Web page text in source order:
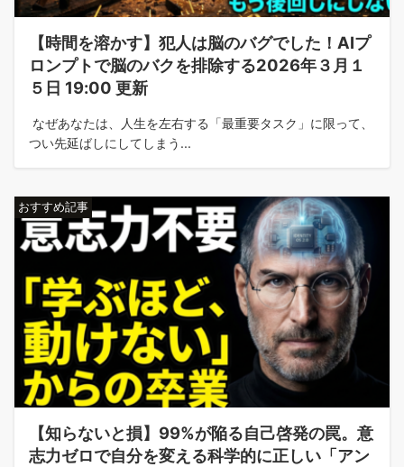
【時間を溶かす】犯人は脳のバグでした！AIプ
ロンプトで脳のバクを排除する2026年３月１
５日 19:00 更新
なぜあなたは、人生を左右する「最重要タスク」に限って、
つい先延ばしにしてしまう...
おすすめ記事
【知らないと損】99%が陥る自己啓発の罠。意
志力ゼロで自分を変える科学的に正しい「アン